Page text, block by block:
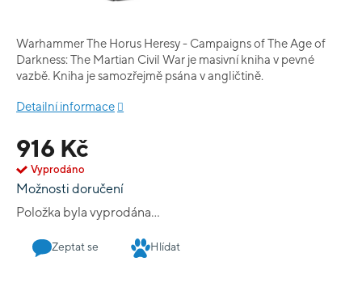
916 Kč
Vyprodáno
Možnosti doručení
Položka byla vyprodána…
Warhammer The Horus Heresy - Campaigns of The Age of
Darkness: The Martian Civil War je masivní kniha v pevné
vazbě. Kniha je samozřejmě psána v angličtině.
Detailní informace
Zeptat se Hlídat